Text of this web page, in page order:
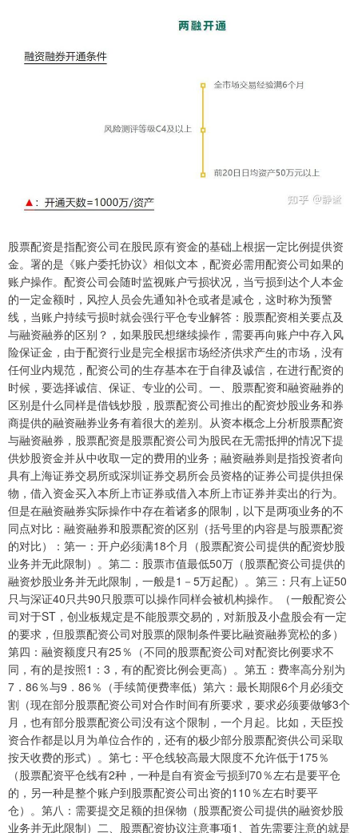
股票配资是指配资公司在股民原有资金的基础上根据一定比例提供资
金。署的是《账户委托协议》相似文本，配资必需用配资公司如果的
账户操作。配资公司会随时监视账户亏损状况，当亏损到达个人本金
的一定金额时，风控人员会先通知补仓或者是减仓，这时称为预警
线，当账户持续亏损时就会强行平仓专业解答：股票配资相关要点及
与融资融券的区别？，如果股民想继续操作，需要再向账户中存入风
险保证金，由于配资行业是完全根据市场经济供求产生的市场，没有
任何业内规范，配资公司的生存基本在于自律及诚信，在进行配资的
时候，要选择诚信、保证、专业的公司。一、股票配资和融资融券的
区别是什么同样是借钱炒股，股票配资公司推出的配资炒股业务和券
商提供的融资融券业务有着很大的差别。从资本概念上分析股票配资
与融资融券，股票配资是股票配资公司为股民在无需抵押的情况下提
供炒股资金并从中收取一定的费用的业务；融资融券则是指投资者向
具有上海证券交易所或深圳证券交易所会员资格的证券公司提供担保
物，借入资金买入本所上市证券或借入本所上市证券并卖出的行为。
但是在融资融券实际操作中存在着诸多的限制，以下是两项业务的不
同点对比：融资融券和股票配资的区别（括号里的内容是与股票配资
的对比）：第一：开户必须满18个月（股票配资公司提供的配资炒股
业务并无此限制）。第二：股票市值最低50万（股票配资公司提供的
融资炒股业务并无此限制，一般是1－5万起配）。第三：只有上证50
只与深证40只共90只股票可以操作同样会被机构操作。（一般配资公
司对于ST，创业板规定是不能股票交易的，对新股及小盘股会有一定
的要求，但股票配资公司对股票的限制条件要比融资融券宽松的多）
第四：融资额度只有25％（不同的股票配资公司对配资比例要求不
同，有的是按照1：3，有的配资比例会更高）。第五：费率高分别为
7．86％与9．86％（手续简便费率低）第六：最长期限6个月必须交
割（现在部分股票配资公司对合作时间有所要求，要求必须要做够3个
月，也有部分股票配资公司没有这个限制，一个月起。比如，天臣投
资合作都是以月为单位合作的，还有的极少部分股票配资供公司采取
按天收费的形式）。第七：平仓线较高最大限度不允许低于175％
（股票配资平仓线有2种，一种是自有资金亏损到70％左右是要平仓
的，另一种是整个账户到股票配资公司出资的110％左右时要平
仓）。第八：需要提交足额的担保物（股票配资公司提供的融资炒股
业务并无此限制）二、股票配资协议注意事项1、首先需要注意的就是